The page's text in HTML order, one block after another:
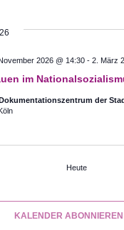
im
2026 @ 14:30 - 2. März
der
Heute
KALENDER ABONNIEREN